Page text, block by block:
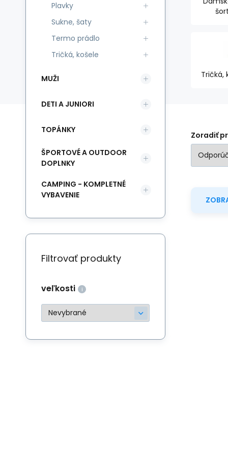
Tričká,
Zoradiť
Plavky
Sukne, šaty
Termo prádlo
Tričká, košele
MUŽI
DETI A JUNIORI
TOPÁNKY
ŠPORTOVÉ A OUTDOOR
DOPLNKY
CAMPING - KOMPLETNÉ
VYBAVENIE
Filtrovať produkty
veľkosti